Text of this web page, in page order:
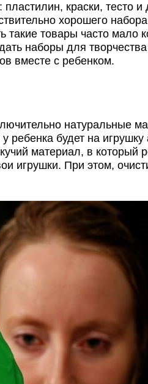
краски, тесто и
хорошего
такие товары часто мало
наборы для
вместе с ребенком.
натуральные
ребенка будет на игрушку
материал, в который
игрушки. При этом,